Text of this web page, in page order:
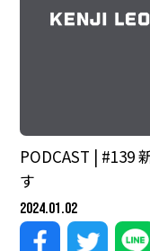
PODCAST | #139
す
2024.01.02